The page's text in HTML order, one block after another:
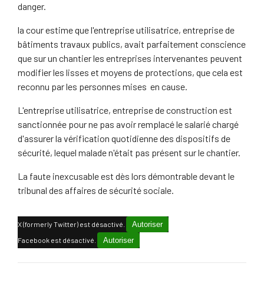
danger.
la cour estime que l'entreprise utilisatrice, entreprise de
bâtiments travaux publics, avait parfaitement conscience
que sur un chantier les entreprises intervenantes peuvent
modifier les lisses et moyens de protections, que cela est
reconnu par les personnes mises en cause.
L'entreprise utilisatrice, entreprise de construction est
sanctionnée pour ne pas avoir remplacé le salarié chargé
d'assurer la vérification quotidienne des dispositifs de
sécurité, lequel malade n'était pas présent sur le chantier.
La faute inexcusable est dès lors démontrable devant le
tribunal des affaires de sécurité sociale.
X (formerly Twitter) est désactivé. Autoriser
Facebook est désactivé. Autoriser